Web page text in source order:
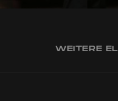
WEITERE